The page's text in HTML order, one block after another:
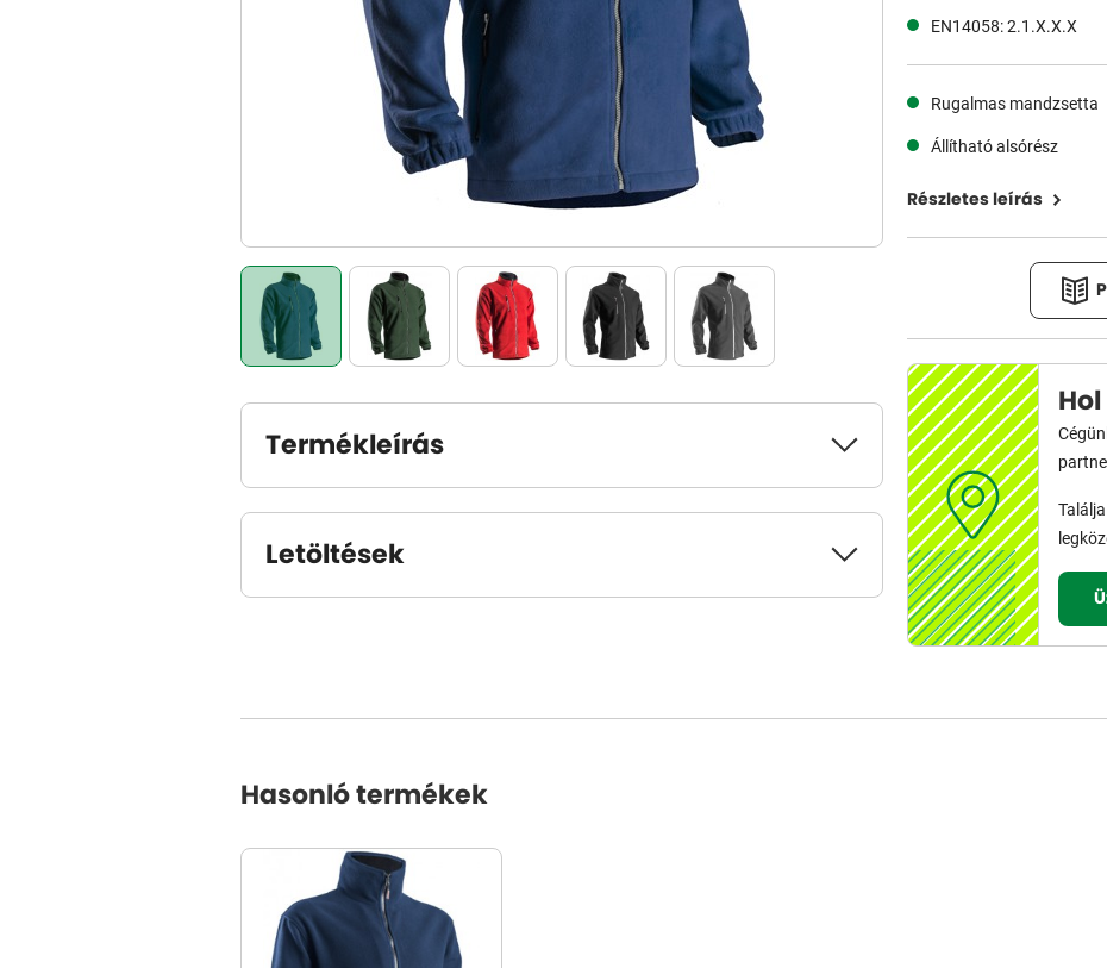
Termékleírás
Letöltések
EN14058: 2.1.X.X.X
Rugalmas mandzsetta
Állítható alsórész
Részletes leírás
Hasonló termékek